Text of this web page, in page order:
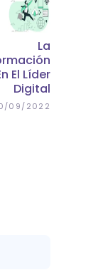
La
El Líder
Digital
09/2022